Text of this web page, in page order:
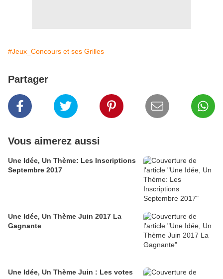
#Jeux_Concours et ses Grilles
Partager
Vous aimerez aussi
Une Idée, Un Thème: Les Inscriptions
Septembre 2017
Une Idée, Un Thème Juin 2017 La
Gagnante
Une Idée, Un Thème Juin : Les votes